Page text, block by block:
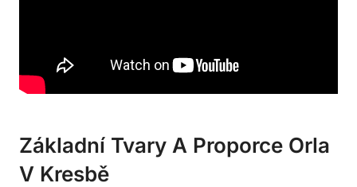
Základní Tvary A Proporce Orla
V Kresbě